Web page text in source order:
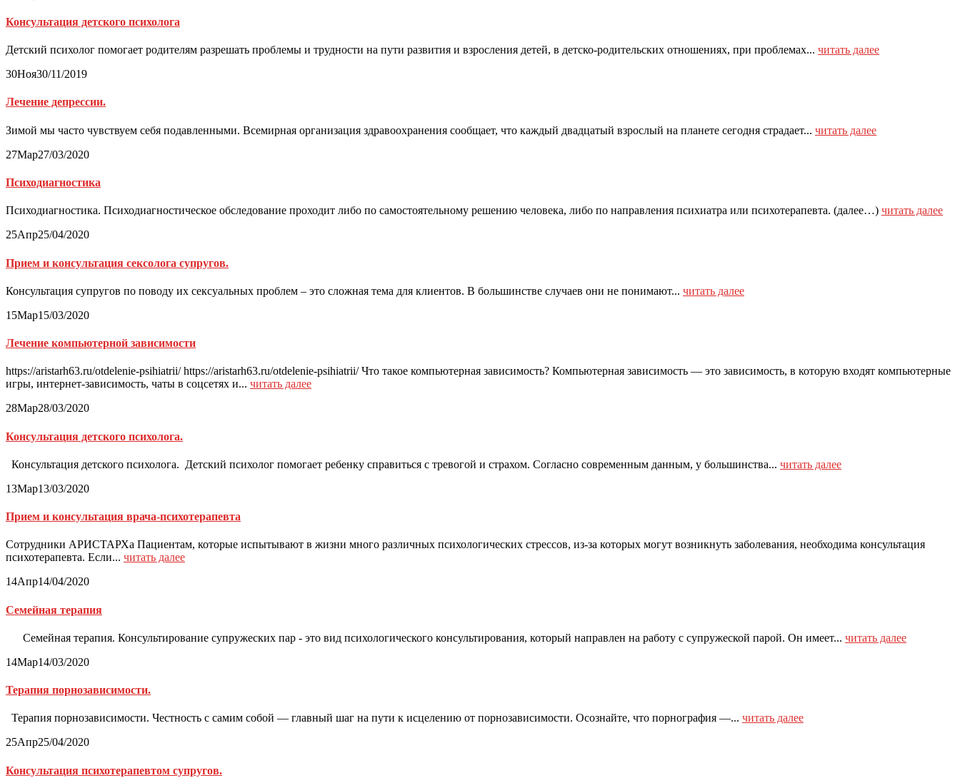
Консультация детского психолога
Детский психолог помогает родителям разрешать проблемы и трудности на пути развития и взросления детей, в детско-родительских отношениях, при проблемах... читать далее
30Ноя30/11/2019
Лечение депрессии.
Зимой мы часто чувствуем себя подавленными. Всемирная организация здравоохранения сообщает, что каждый двадцатый взрослый на планете сегодня страдает... читать далее
27Мар27/03/2020
Психодиагностика
Психодиагностика. Психодиагностическое обследование проходит либо по самостоятельному решению человека, либо по направления психиатра или психотерапевта. (далее…) читать далее
25Апр25/04/2020
Прием и консультация сексолога супругов.
Консультация супругов по поводу их сексуальных проблем – это сложная тема для клиентов. В большинстве случаев они не понимают... читать далее
15Мар15/03/2020
Лечение компьютерной зависимости
https://aristarh63.ru/otdelenie-psihiatrii/ https://aristarh63.ru/otdelenie-psihiatrii/ Что такое компьютерная зависимость? Компьютерная зависимость — это зависимость, в которую входят компьютерные
игры, интернет-зависимость, чаты в соцсетях и... читать далее
28Мар28/03/2020
Консультация детского психолога.
Консультация детского психолога. Детский психолог помогает ребенку справиться с тревогой и страхом. Согласно современным данным, у большинства... читать далее
13Мар13/03/2020
Прием и консультация врача-психотерапевта
Сотрудники АРИСТАРХа Пациентам, которые испытывают в жизни много различных психологических стрессов, из-за которых могут возникнуть заболевания, необходима консультация
психотерапевта. Если... читать далее
14Апр14/04/2020
Семейная терапия
Семейная терапия. Консультирование супружеских пар - это вид психологического консультирования, который направлен на работу с супружеской парой. Он имеет... читать далее
14Мар14/03/2020
Терапия порнозависимости.
Терапия порнозависимости. Честность с самим собой — главный шаг на пути к исцелению от порнозависимости. Осознайте, что порнография —... читать далее
25Апр25/04/2020
Консультация психотерапевтом супругов.